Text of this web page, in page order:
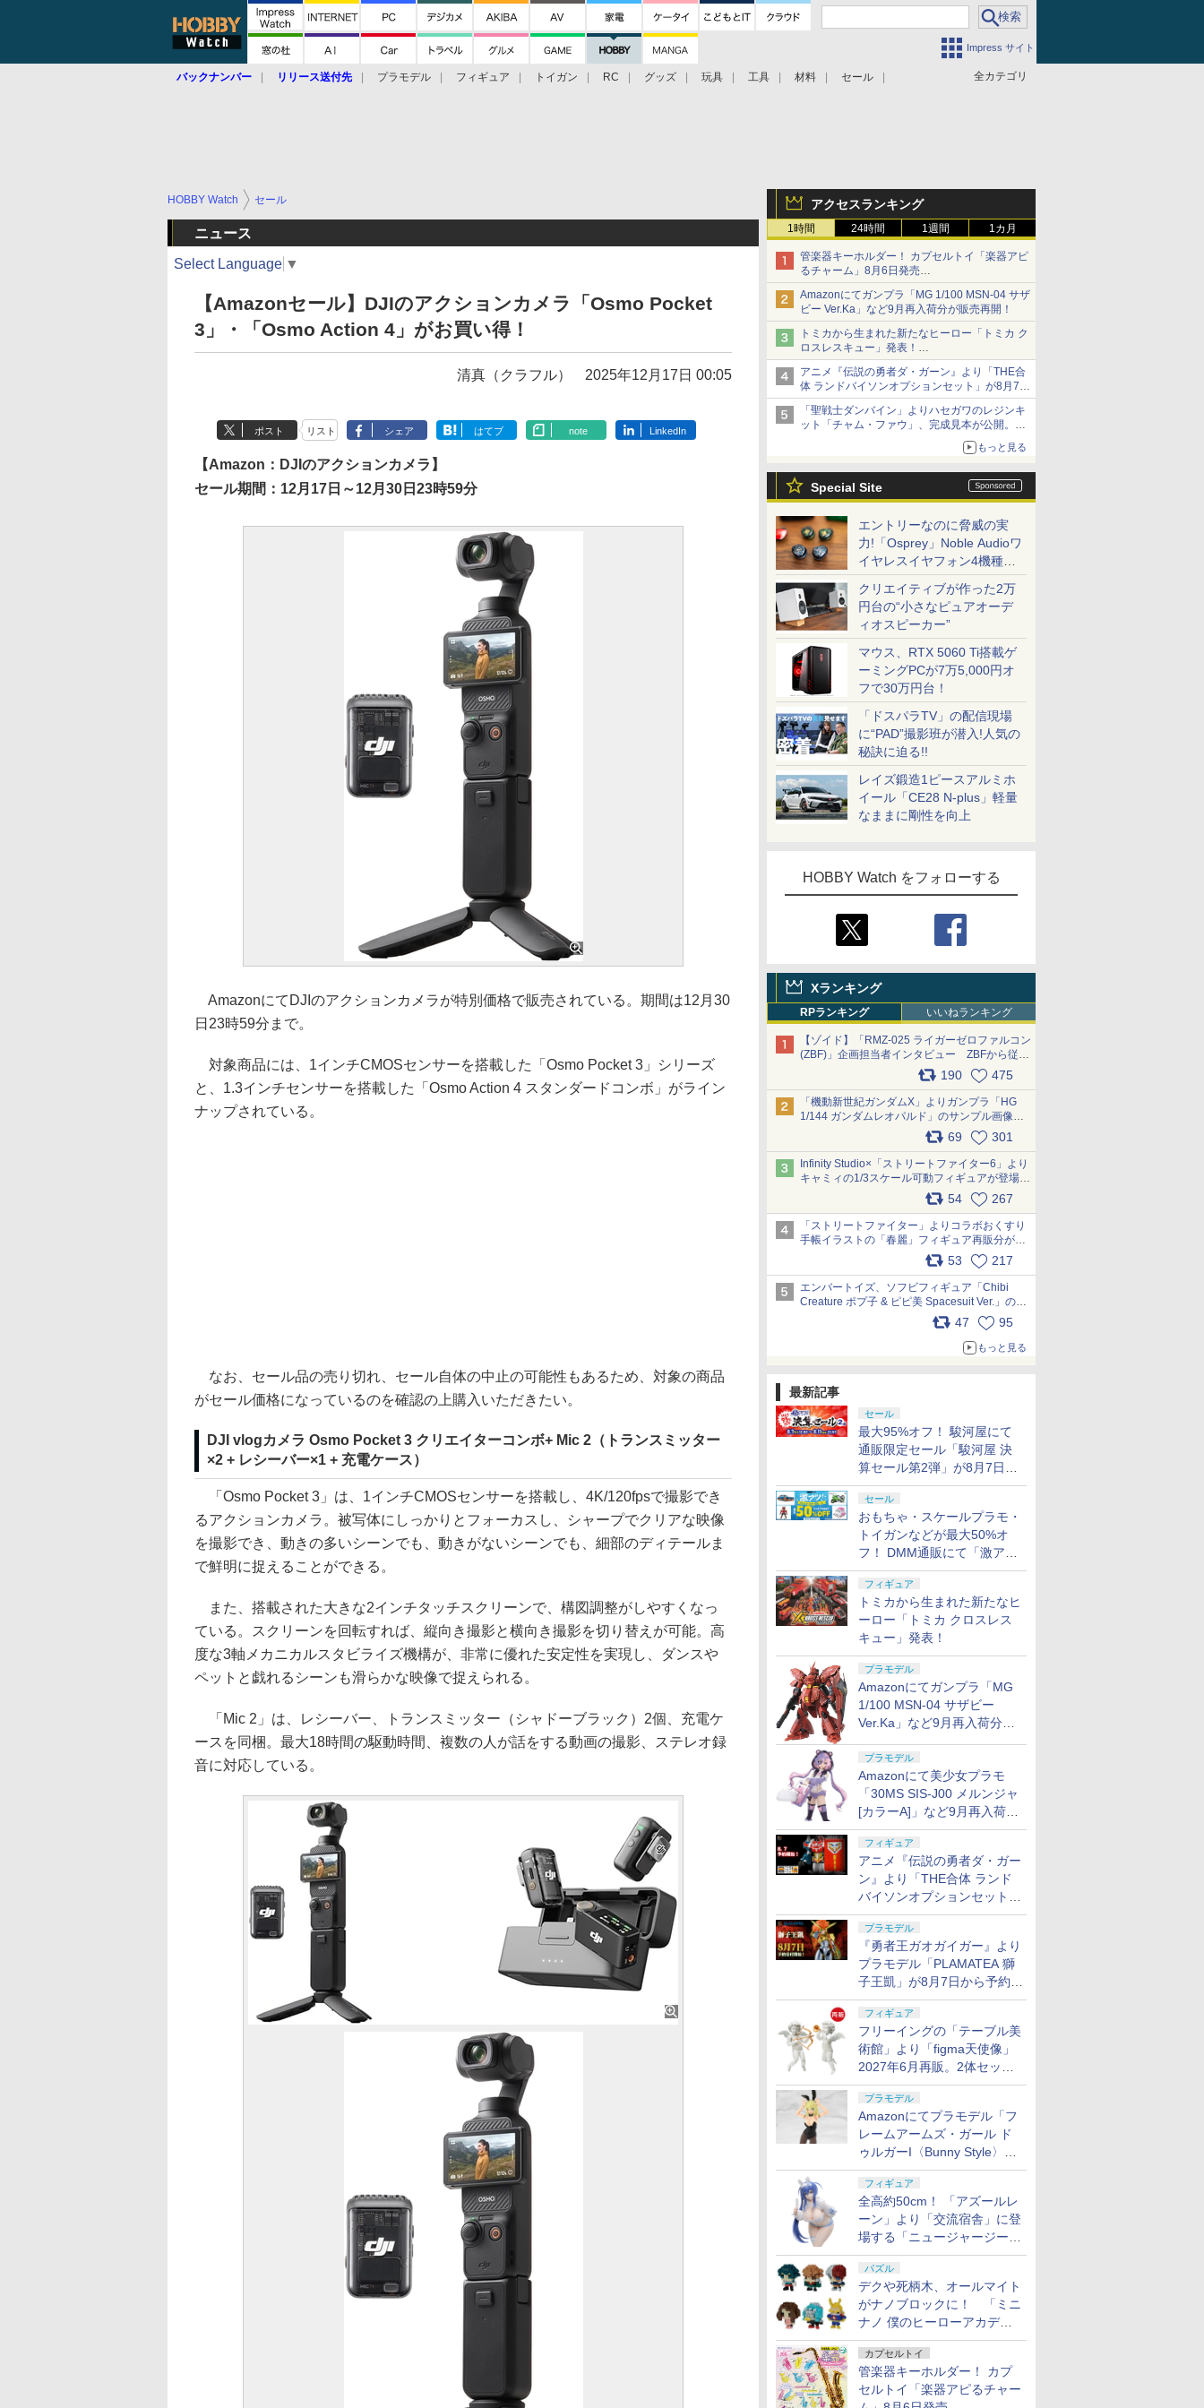
Impress サイト
全カテゴリ
バックナンバー リリース送付先 プラモデル フィギュア トイガン RC グッズ 玩具 工具 材料 セール
アクセスランキング
1時間 24時間 1週間 1カ月
管楽器キーホルダー！ カプセルトイ「楽器アピ
るチャーム」8月6日発売
チューバ、テナサクなど5種各3色
Amazonにてガンプラ「MG 1/100 MSN-04 サザ
ビー Ver.Ka」など9月再入荷分が販売再開！
トミカから生まれた新たなヒーロー「トミカ ク
ロスレスキュー」発表！
詳細は後日公開予定
アニメ『伝説の勇者ダ・ガーン』より「THE合
体 ランドバイソンオプションセット」が8月7日
から予約受付開始！
「聖戦士ダンバイン」よりハセガワのレジンキ
ット「チャム・ファウ」、完成見本が公開。9
もっと見る
Special Site
エントリーなのに脅威の実
力!「Osprey」Noble Audioワ
イヤレスイヤフォン4機種を
一気に聴く
クリエイティブが作った2万
円台の“小さなピュアオーデ
ィオスピーカー”
マウス、RTX 5060 Ti搭載ゲ
ーミングPCが7万5,000円オ
フで30万円台！
「ドスパラTV」の配信現場
に“PAD”撮影班が潜入!人気の
秘訣に迫る!!
レイズ鍛造1ピースアルミホ
イール「CE28 N-plus」軽量
なままに剛性を向上
HOBBY Watch をフォローする
Xランキング
RPランキング いいねランキング
【ゾイド】「RMZ-025 ライガーゼロファルコン
(ZBF)」企画担当者インタビュー ZBFから従来
デザインまで再現可能なボリューム満点のキッ
ト pic.x.com/6zOqQAQKkX
190 475
「機動新世紀ガンダムX」よりガンプラ「HG
1/144 ガンダムレオパルド」のサンプル画像が
69 301
Infinity Studio×「ストリートファイター6」より
キャミィの1/3スケール可動フィギュアが登場
54 267
「ストリートファイター」よりコラボおくすり
手帳イラストの「春麗」フィギュア再販分が本
日出荷開始 pic.x.com/toUc1MHr41
53 217
エンバートイズ、ソフビフィギュア「Chibi
Creature ポプ子 & ピピ美 Spacesuit Ver.」の発
売中止を発表 pic.x.com/Ri45iFeYjn
47 95
もっと見る
最新記事
セール
最大95%オフ！ 駿河屋にて
通販限定セール「駿河屋 決
算セール第2弾」が8月7日12
時より開催
セール
おもちゃ・スケールプラモ・
トイガンなどが最大50%オ
フ！ DMM通販にて「激ア
ツ！おもちゃ・ホビー夏セー
ル」が開催
フィギュア
トミカから生まれた新たなヒ
ーロー「トミカ クロスレス
キュー」発表！
プラモデル
Amazonにてガンプラ「MG
1/100 MSN-04 サザビー
Ver.Ka」など9月再入荷分が
プラモデル
Amazonにて美少女プラモ
「30MS SIS-J00 メルンジャ
[カラーA]」など9月再入荷分
が販売再開！
フィギュア
アニメ『伝説の勇者ダ・ガー
ン』より「THE合体 ランド
バイソンオプションセット」
が8月7日から予約受付開始！
プラモデル
『勇者王ガオガイガー』より
プラモデル「PLAMATEA 獅
子王凱」が8月7日から予約受
付開始！
フィギュア
フリーイングの「テーブル美
術館」より「figma天使像」
2027年6月再販。2体セット
で小便小僧にも
プラモデル
Amazonにてプラモデル「フ
レームアームズ・ガール ド
ゥルガーI〈Bunny Style〉」
が予約受付再開！
フィギュア
全高約50cm！ 「アズールレ
ーン」より「交流宿舎」に登
場する「ニュージャージー」
が1/3スケールフィギュアで
登場
パズル
デクや死柄木、オールマイト
がナノブロックに！ 「ミニ
ナノ 僕のヒーローアカデミ
ア」9月再販
カプセルトイ
管楽器キーホルダー！ カプ
セルトイ「楽器アピるチャー
HOBBY Watch セール
ニュース
Select Language ▼
【Amazonセール】DJIのアクションカメラ「Osmo Pocket
3」・「Osmo Action 4」がお買い得！
清真（クラフル） 2025年12月17日 00:05
ポスト リスト シェア はてブ note LinkedIn
【Amazon：DJIのアクションカメラ】
セール期間：12月17日～12月30日23時59分
AmazonにてDJIのアクションカメラが特別価格で販売されている。期間は12月30
日23時59分まで。
対象商品には、1インチCMOSセンサーを搭載した「Osmo Pocket 3」シリーズ
と、1.3インチセンサーを搭載した「Osmo Action 4 スタンダードコンボ」がライン
ナップされている。
なお、セール品の売り切れ、セール自体の中止の可能性もあるため、対象の商品
がセール価格になっているのを確認の上購入いただきたい。
DJI vlogカメラ Osmo Pocket 3 クリエイターコンボ+ Mic 2（トランスミッター
×2 + レシーバー×1 + 充電ケース）
「Osmo Pocket 3」は、1インチCMOSセンサーを搭載し、4K/120fpsで撮影でき
るアクションカメラ。被写体にしっかりとフォーカスし、シャープでクリアな映像
を撮影でき、動きの多いシーンでも、動きがないシーンでも、細部のディテールま
で鮮明に捉えることができる。
また、搭載された大きな2インチタッチスクリーンで、構図調整がしやすくなっ
ている。スクリーンを回転すれば、縦向き撮影と横向き撮影を切り替えが可能。高
度な3軸メカニカルスタビライズ機構が、非常に優れた安定性を実現し、ダンスや
ペットと戯れるシーンも滑らかな映像で捉えられる。
「Mic 2」は、レシーバー、トランスミッター（シャドーブラック）2個、充電ケ
ースを同梱。最大18時間の駆動時間、複数の人が話をする動画の撮影、ステレオ録
音に対応している。